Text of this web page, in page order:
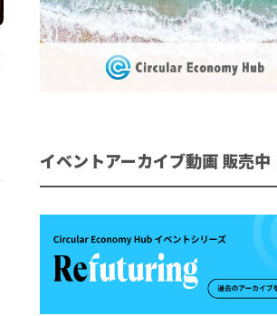
イベントアーカイブ動画 販売中